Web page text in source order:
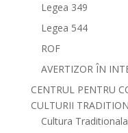
Legea 349
Legea 544
ROF
AVERTIZOR ÎN
CENTRUL PENTRU
CULTURII
Cultura Traditionala